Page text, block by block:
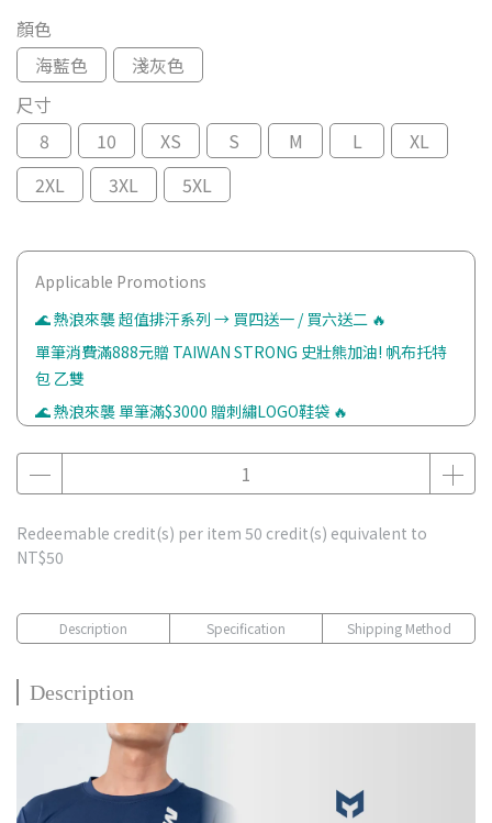
顏色
海藍色
淺灰色
尺寸
8
10 XS S M L
XL
2XL
3XL 5XL
Applicable Promotions
🌊 熱浪來襲 超值排汗系列 → 買四送一 / 買六送二 🔥
單筆消費滿888元贈 TAIWAN STRONG 史壯熊加油! 帆布托特
包 乙雙
🌊 熱浪來襲 單筆滿$3000 贈刺繡LOGO鞋袋 🔥
Redeemable credit(s) per item 50 credit(s) equivalent to
NT$50
Description Specification Shipping Method
Description